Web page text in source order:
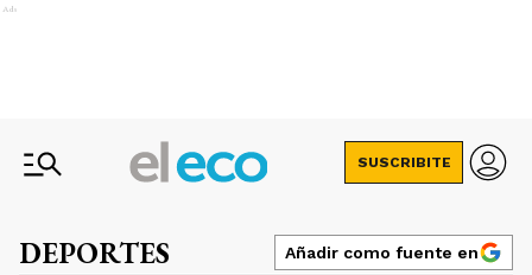
Ads
SUSCRIBITE
DEPORTES Añadir como fuente en